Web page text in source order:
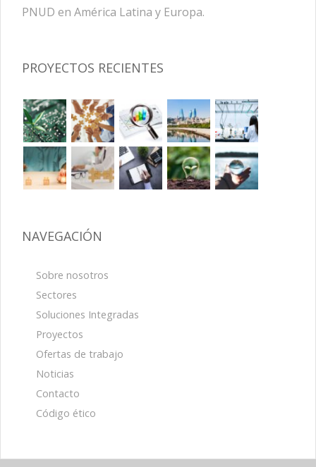
PNUD en América Latina y Europa.
PROYECTOS RECIENTES
NAVEGACIÓN
Sobre nosotros
Sectores
Soluciones Integradas
Proyectos
Ofertas de trabajo
Noticias
Contacto
Código ético